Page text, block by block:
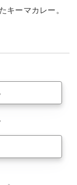
キーマカレー。